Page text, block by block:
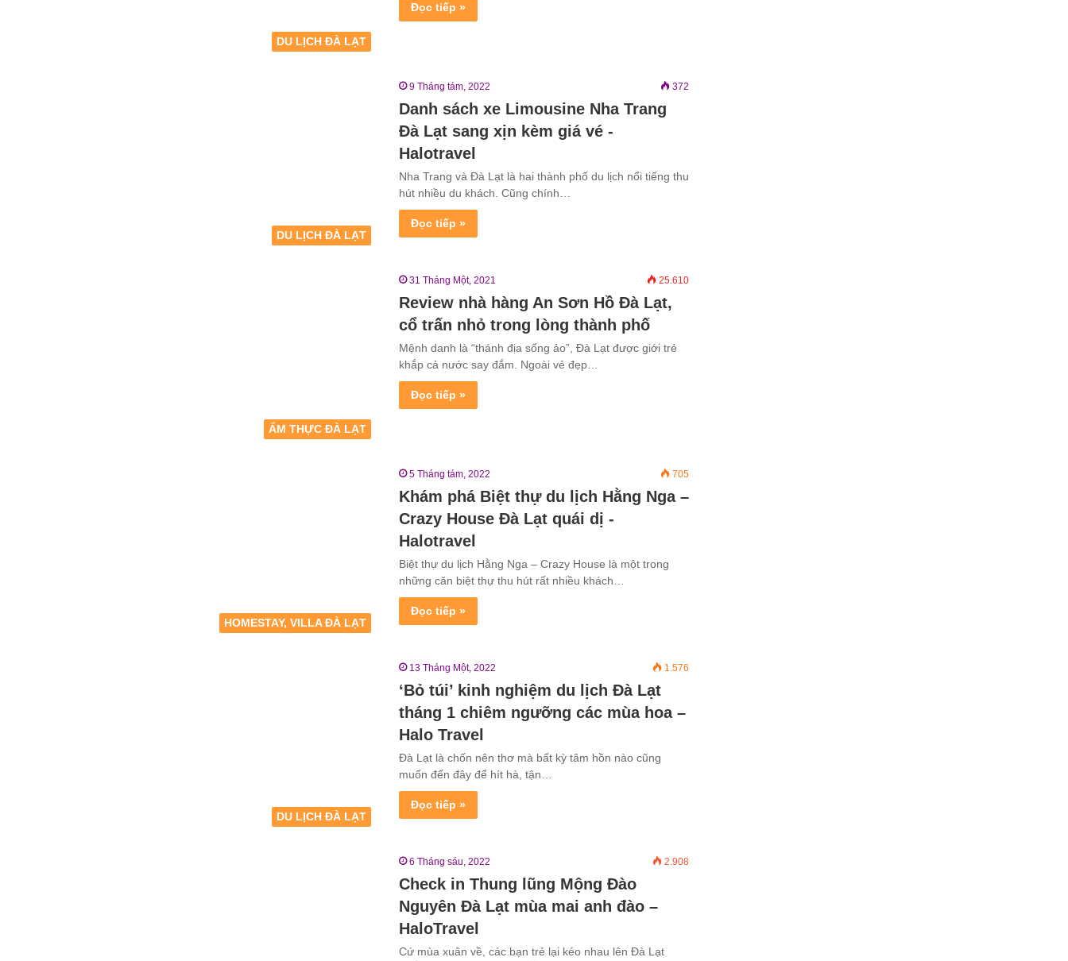
DU LỊCH ĐÀ LẠT
Đọc tiếp »
DU LỊCH ĐÀ LẠT
9 Tháng tám, 2022 372
Danh sách xe Limousine Nha Trang
Đà Lạt sang xịn kèm giá vé -
Halotravel
Nha Trang và Đà Lạt là hai thành phố du lịch nổi tiếng thu
hút nhiều du khách. Cũng chính…
Đọc tiếp »
ẨM THỰC ĐÀ LẠT
31 Tháng Một, 2021 25.610
Review nhà hàng An Sơn Hồ Đà Lạt,
cổ trấn nhỏ trong lòng thành phố
Mệnh danh là “thánh địa sống ảo”, Đà Lạt được giới trẻ
khắp cả nước say đắm. Ngoài vẻ đẹp…
Đọc tiếp »
HOMESTAY, VILLA ĐÀ LẠT
5 Tháng tám, 2022 705
Khám phá Biệt thự du lịch Hằng Nga –
Crazy House Đà Lạt quái dị -
Halotravel
Biệt thự du lịch Hằng Nga – Crazy House là một trong
những căn biệt thự thu hút rất nhiều khách…
Đọc tiếp »
DU LỊCH ĐÀ LẠT
13 Tháng Một, 2022 1.576
‘Bỏ túi’ kinh nghiệm du lịch Đà Lạt
tháng 1 chiêm ngưỡng các mùa hoa –
Halo Travel
Đà Lạt là chốn nên thơ mà bất kỳ tâm hồn nào cũng
muốn đến đây để hít hà, tận…
Đọc tiếp »
6 Tháng sáu, 2022 2.908
Check in Thung lũng Mộng Đào
Nguyên Đà Lạt mùa mai anh đào –
HaloTravel
Cứ mùa xuân về, các bạn trẻ lại kéo nhau lên Đà Lạt